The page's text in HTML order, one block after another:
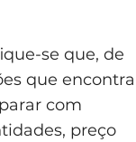
se que, de
que encontra
com
preço